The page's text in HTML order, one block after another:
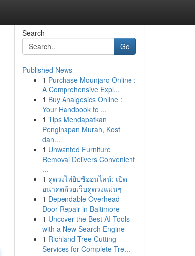
Search
Go
Published News
1 Purchase Mounjaro Online :
A Comprehensive Expl...
1 Buy Analgesics Online :
Your Handbook to ...
1 Tips Mendapatkan
Penginapan Murah, Kost
dan...
1 Unwanted Furniture
Removal Delivers Convenient
...
1 ดูดวงไพ่ยิปซีออนไลน์: เปิด
อนาคตด้วยเว็บดูดวงแม่นๆ
1 Dependable Overhead
Door Repair in Baltimore
1 Uncover the Best AI Tools
with a New Search Engine
1 Richland Tree Cutting
Services for Complete Tre...